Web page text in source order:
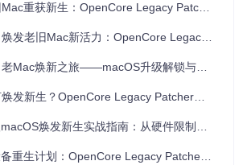
Patcher（OCLP）通过EFI引导注入和系
：模拟缺失的指令集功能
：修改启动流程绕过硬件检查
系统适配架构
配策略，实现新旧系统的无缝衔接：
新生：OpenCore Legacy Patcher非官方升级全流程技术焕新指南
Mac新活力：OpenCore Legacy Patcher开源工具焕新体验指南
焕新之旅——macOS升级解锁与硬件极限突破全解析
？OpenCore Legacy Patcher开源工具老旧设备激活全解析
焕发新生实战指南：从硬件限制到系统重生
计划：OpenCore Legacy Patcher系统焕新实战手册